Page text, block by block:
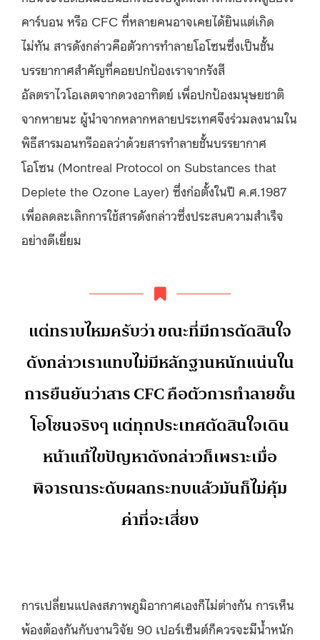
คาร์บอน หรือ CFC ที่หลายคนอาจเคยได้ยินแต่เกิด
ไม่ทัน สารดังกล่าวคือตัวการทำลายโอโซนซึ่งเป็นชั้น
บรรยากาศสำคัญที่คอยปกป้องเราจากรังสี
อัลตราไวโอเลตจากดวงอาทิตย์ เพื่อปกป้องมนุษยชาติ
จากหายนะ ผู้นำจากหลากหลายประเทศจึงร่วมลงนามใน
พิธีสารมอนทรีออลว่าด้วยสารทำลายชั้นบรรยากาศ
โอโซน (Montreal Protocol on Substances that
Deplete the Ozone Layer) ซึ่งก่อตั้งในปี ค.ศ.1987
เพื่อลดละเลิกการใช้สารดังกล่าวซึ่งประสบความสำเร็จ
อย่างดีเยี่ยม
แต่ทราบไหมครับว่า ขณะที่มีการตัดสินใจ
ดังกล่าวเราแทบไม่มีหลักฐานหนักแน่นใน
การยืนยันว่าสาร CFC คือตัวการทำลายชั้น
โอโซนจริงๆ แต่ทุกประเทศตัดสินใจเดิน
หน้าแก้ไขปัญหาดังกล่าวก็เพราะเมื่อ
พิจารณาระดับผลกระทบแล้วมันก็ไม่คุ้ม
ค่าที่จะเสี่ยง
การเปลี่ยนแปลงสภาพภูมิอากาศเองก็ไม่ต่างกัน การเห็น
พ้องต้องกันกับงานวิจัย 90 เปอร์เซ็นต์ก็ควรจะมีน้ำหนัก